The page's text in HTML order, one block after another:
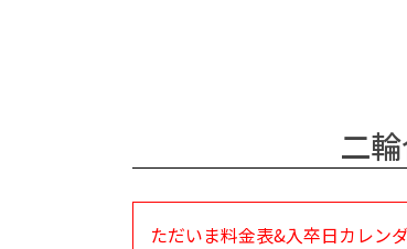
二
ただいま料金表&入卒日カレン